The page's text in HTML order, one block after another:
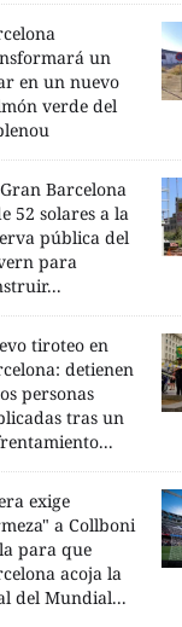
un
en un nuevo
verde del
Barcelona
52 solares a la
pública del
para
tiroteo en
detienen
personas
tras un
exige
a Collboni
para que
acoja la
del Mundial...